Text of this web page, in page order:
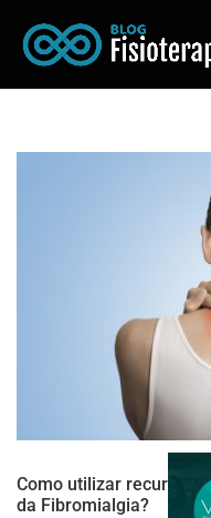
Como utilizar recursos
da Fibromialgia?